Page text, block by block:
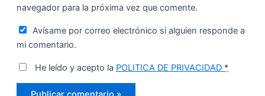
navegador para la próxima vez que comente.
Avísame por correo electrónico si alguien responde a
mi comentario.
He leído y acepto la POLITICA DE PRIVACIDAD *